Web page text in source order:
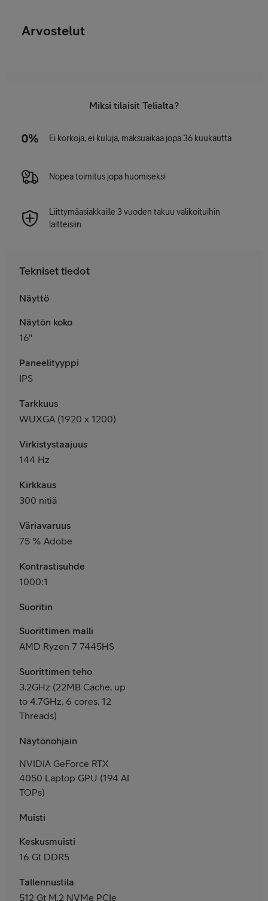
Arvostelut
Miksi tilaisit Telialta?
Ei korkoja, ei kuluja, maksuaikaa jopa 36 kuukautta
Nopea toimitus jopa huomiseksi
Liittymäasiakkaille 3 vuoden takuu valikoituihin
laitteisiin
Tekniset tiedot
Näyttö
Näytön koko
16"
Paneelityyppi
IPS
Tarkkuus
WUXGA (1920 x 1200)
Virkistystaajuus
144 Hz
Kirkkaus
300 nitiä
Väriavaruus
75 % Adobe
Kontrastisuhde
1000:1
Suoritin
Suorittimen malli
AMD Ryzen 7 7445HS
Suorittimen teho
3.2GHz (22MB Cache, up
to 4.7GHz, 6 cores, 12
Threads)
Näytönohjain
NVIDIA GeForce RTX
4050 Laptop GPU (194 AI
TOPs)
Muisti
Keskusmuisti
16 Gt DDR5
Tallennustila
512 Gt M.2 NVMe PCIe